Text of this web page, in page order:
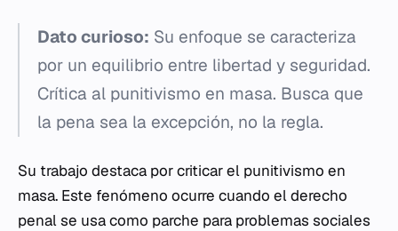
Dato curioso: Su enfoque se caracteriza
por un equilibrio entre libertad y seguridad.
Crítica al punitivismo en masa. Busca que
la pena sea la excepción, no la regla.
Su trabajo destaca por criticar el punitivismo en
masa. Este fenómeno ocurre cuando el derecho
penal se usa como parche para problemas sociales